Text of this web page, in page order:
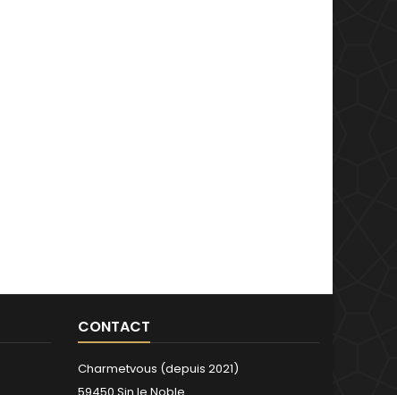
CONTACT
Charmetvous (depuis 2021)